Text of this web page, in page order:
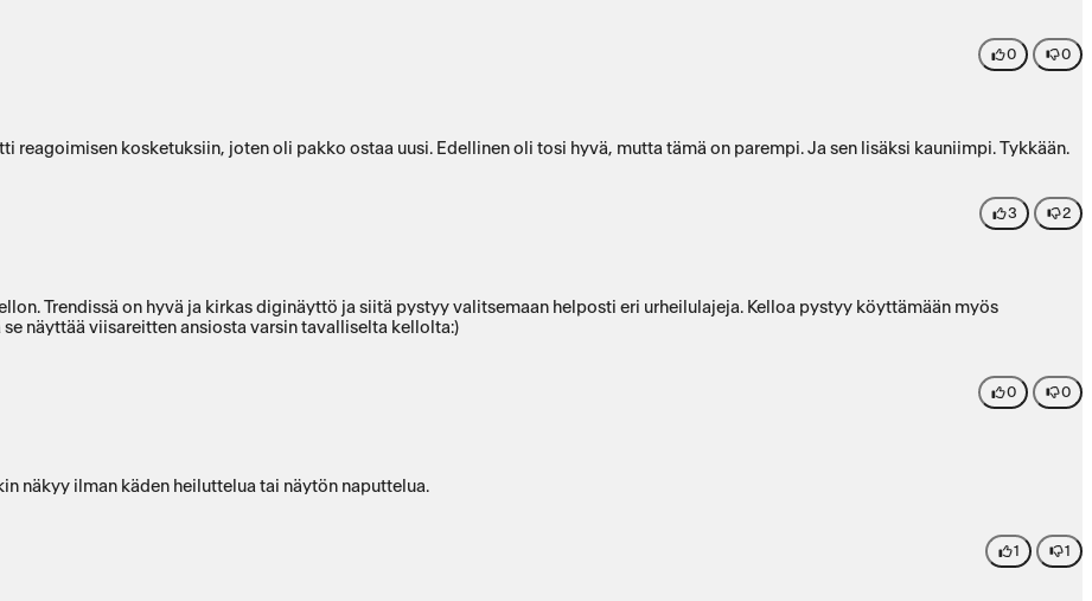
0 0
reagoimisen kosketuksiin, joten oli pakko ostaa uusi. Edellinen oli tosi hyvä, mutta tämä on parempi. Ja sen lisäksi kauniimpi. Tykkään.
3 2
Trendissä on hyvä ja kirkas diginäyttö ja siitä pystyy valitsemaan helposti eri urheilulajeja. Kelloa pystyy köyttämään myös
näyttää viisareitten ansiosta varsin tavalliselta kellolta:)
0 0
näkyy ilman käden heiluttelua tai näytön naputtelua.
1 1